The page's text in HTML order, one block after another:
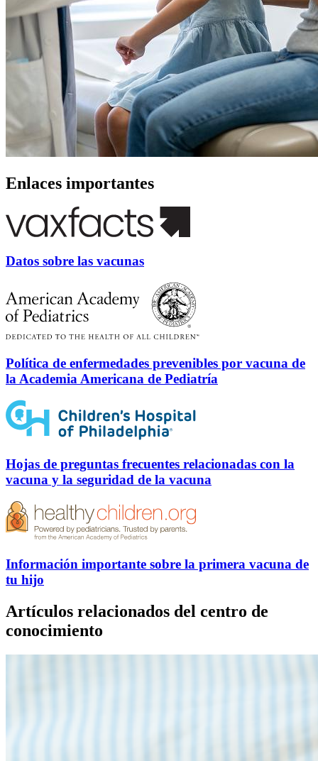
Enlaces importantes
Datos sobre las vacunas
Política de enfermedades prevenibles por vacuna de
la Academia Americana de Pediatría
Hojas de preguntas frecuentes relacionadas con la
vacuna y la seguridad de la vacuna
Información importante sobre la primera vacuna de
tu hijo
Artículos relacionados del centro de
conocimiento